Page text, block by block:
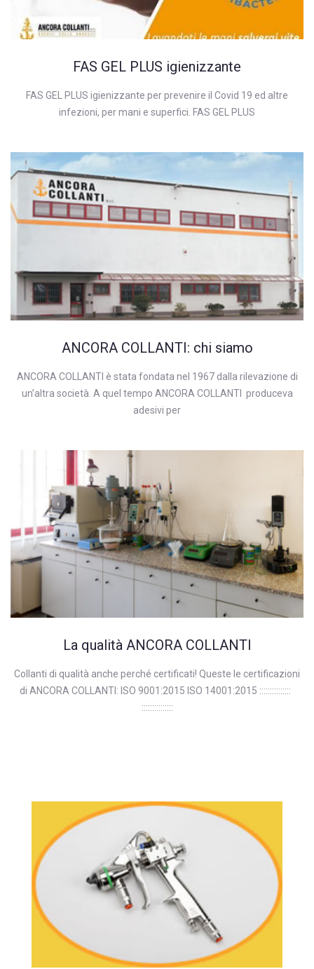
FAS GEL PLUS igienizzante
FAS GEL PLUS igienizzante per prevenire il Covid 19 ed altre
infezioni, per mani e superfici. FAS GEL PLUS
ANCORA COLLANTI: chi siamo
ANCORA COLLANTI è stata fondata nel 1967 dalla rilevazione di
un’altra società. A quel tempo ANCORA COLLANTI produceva
adesivi per
La qualità ANCORA COLLANTI
Collanti di qualità anche perché certificati! Queste le certificazioni
di ANCORA COLLANTI: ISO 9001:2015 ISO 14001:2015 :::::::::::::::
:::::::::::::::